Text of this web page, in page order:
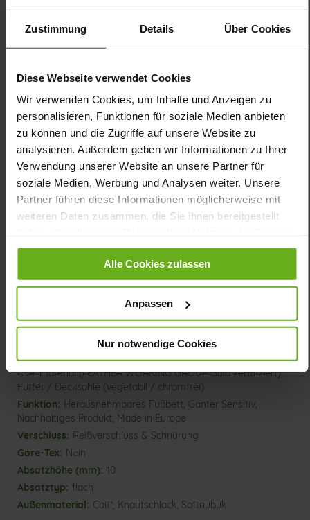
Zustimmung Details Über Cookies
Diese Webseite verwendet Cookies
Wir verwenden Cookies, um Inhalte und Anzeigen zu
personalisieren, Funktionen für soziale Medien anbieten
zu können und die Zugriffe auf unsere Website zu
analysieren. Außerdem geben wir Informationen zu Ihrer
Verwendung unserer Website an unsere Partner für
soziale Medien, Werbung und Analysen weiter. Unsere
Partner führen diese Informationen möglicherweise mit
weiteren Daten zusammen, die Sie ihnen bereitgestellt
gesammelt haben.
Alle Cookies zulassen
Anpassen
Nur notwendige Cookies
Der Sneaker KELLY vereint durchdachtes Design und hohen
sowie Nubukleder gefertigt, setzt er mit Details in Knautschlack
K bietet breiteren Füßen ausreichend Platz und sorgt für eine
angenehme Passform. Ein praktischer Reißverschluss auf der
Außenseite ermöglicht ein müheloses An- und Ausziehen,
während das Wechselfußbett jederzeit gegen eigene Einlagen
getauscht werden kann – ideal für individuell angepassten
Komfort. Ausgestattet ist der Damenschuh mit unserem
SENSITIV-Futter, das den Fuß besonders weich bettet und
Druckstellen geschickt vermeidet. Der GANTER Damenschuh
KELLY ist eine hervorragende Ergänzung Ihrer Herbst-/Winter-
Informationen
dämpfende EXTRALIGHT Sohle
Sensitiv
Made in Europe, Schnürsenkel (Tencel),
Obermaterial (LEATHER WORKING GROUP Gold zertifiziert),
Futter / Decksohle (vegetabil / chromfrei)
Herausnehmbares Fußbett, Ganter Sensitiv,
Nachhaltiges Produkt, Made in Europe
Reißverschluss & Schnürung
Nein
10
flach
Calf*, Knautschlack, Softnubuk